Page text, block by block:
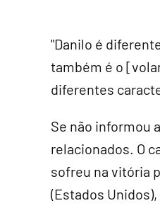
"Danilo é
também é o
diferentes
Se não informou
relacionados. O
sofreu na vitória
(Estados